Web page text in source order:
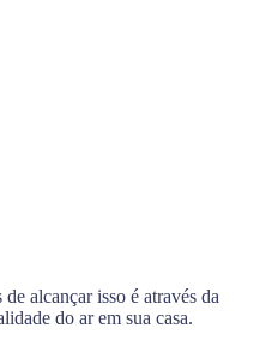
alcançar isso é através da
do ar em sua casa.